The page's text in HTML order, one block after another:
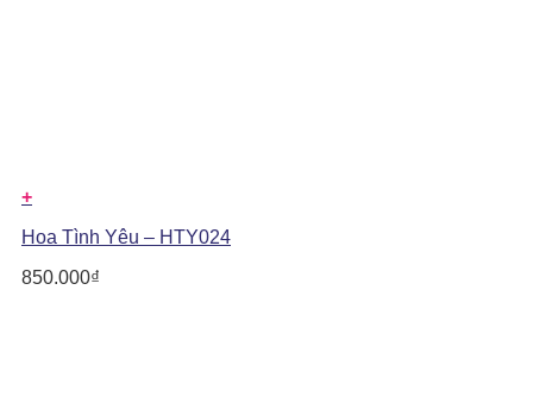
+
Hoa Tình Yêu – HTY024
850.000₫